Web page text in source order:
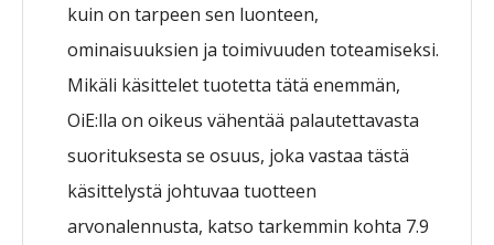
kuin on tarpeen sen luonteen,
ominaisuuksien ja toimivuuden toteamiseksi.
Mikäli käsittelet tuotetta tätä enemmän,
OiE:lla on oikeus vähentää palautettavasta
suorituksesta se osuus, joka vastaa tästä
käsittelystä johtuvaa tuotteen
arvonalennusta, katso tarkemmin kohta 7.9